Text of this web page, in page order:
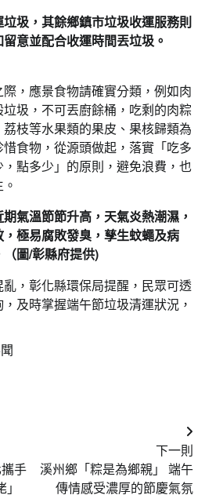
圾，其餘鄉鎮市垃圾收運服務則
意並配合收運時間丟垃圾。
，應景食物請確實分類，例如肉
圾，不可丟廚餘桶，吃剩的肉粽
枝等水果類的果皮、果核歸類為
食物，從源頭做起，落實「吃多
點多少」的原則，避免浪費，也
氣溫節節升高，天氣炎熱潮濕，
極易腐敗發臭，孳生蚊蠅及病
圖/彰縣府提供)
，彰化縣環保局提醒，民眾可透
及時掌握端午節垃圾清運狀況，
手
下一則
溪州鄉「粽是為鄉親」 端午
傳情感受濃厚的節慶氣氛